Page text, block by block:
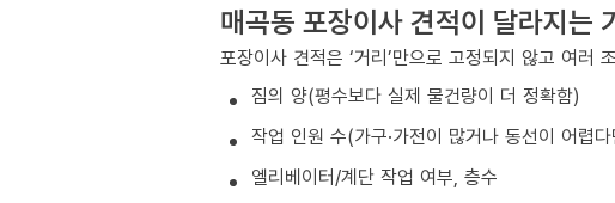
매곡동 포장이사 견적이 달라지는
포장이사 견적은 ‘거리’만으로 고정되지 않고 여러
짐의 양(평수보다 실제 물건량이 더 정확함)
작업 인원 수(가구·가전이 많거나 동선이 어렵
엘리베이터/계단 작업 여부, 층수